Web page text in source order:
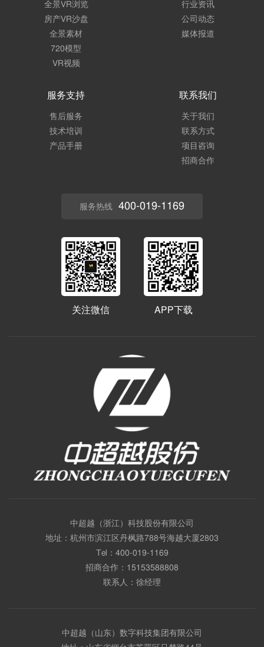
全景VR浏览
房产VR沙盘
全景素材
720模型
VR视频
行业资讯
公司动态
媒体报道
服务支持
售后服务
技术培训
产品手册
联系我们
关于我们
联系方式
项目咨询
招商合作
服务热线 400-019-1169
关注微信 APP下载
中超越（浙江）科技股份有限公司
地址：杭州市滨江区丹枫路788号海越大厦2803
Tel： 400-019-1169
招商合作： 15153588808
联系人：徐经理
中超越（山东）数字科技集团有限公司